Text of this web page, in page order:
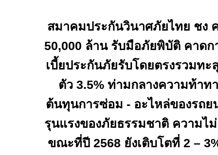
สมาคมประกันวินาศภัยไทย ชง
50,000 ล้าน รับมือภัยพิบัติ คาด
เบี้ยประกันภัยรับโดยตรงรวมท
ตัว 3.5% ท่ามกลางความท้า
ต้นทุนการซ่อม - อะไหล่ของรถ
รุนแรงของภัยธรรมชาติ ความไ
ขณะที่ปี 2568 ยังเติบโตที่ 2 – 3